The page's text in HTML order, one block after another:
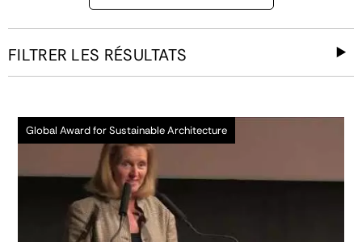
FILTRER LES RÉSULTATS
Global Award for Sustainable Architecture